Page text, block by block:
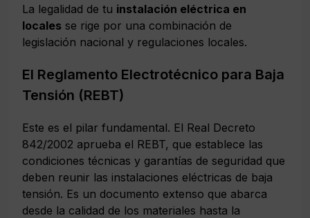
La legalidad de tu instalación eléctrica en
locales se rige por una combinación de
legislación nacional y regulaciones locales.
El Reglamento Electrotécnico para Baja
Tensión (REBT)
Este es el pilar fundamental. El Real Decreto
842/2002 aprueba el REBT, que establece las
condiciones técnicas y garantías de seguridad que
deben reunir las instalaciones eléctricas de baja
tensión. Es un documento extenso que abarca
desde la calidad de los materiales hasta la